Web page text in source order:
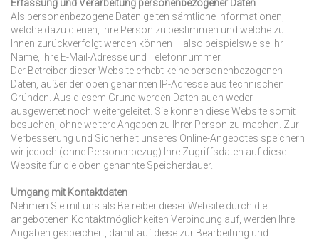
Erfassung und Verarbeitung personenbezogener Daten
Als personenbezogene Daten gelten sämtliche Informationen,
welche dazu dienen, Ihre Person zu bestimmen und welche zu
Ihnen zurückverfolgt werden können – also beispielsweise Ihr
Name, Ihre E-Mail-Adresse und Telefonnummer.
Der Betreiber dieser Website erhebt keine personenbezogenen
Daten, außer der oben genannten IP-Adresse aus technischen
Gründen. Aus diesem Grund werden Daten auch weder
ausgewertet noch weitergeleitet. Sie können diese Website somit
besuchen, ohne weitere Angaben zu Ihrer Person zu machen. Zur
Verbesserung und Sicherheit unseres Online-Angebotes speichern
wir jedoch (ohne Personenbezug) Ihre Zugriffsdaten auf diese
Website für die oben genannte Speicherdauer.
Umgang mit Kontaktdaten
Nehmen Sie mit uns als Betreiber dieser Website durch die
angebotenen Kontakt­möglichkeiten Verbindung auf, werden Ihre
Angaben gespeichert, damit auf diese zur Bearbeitung und